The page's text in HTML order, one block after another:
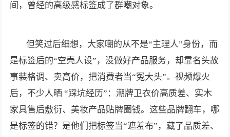
间，曾经的高级感标签成了群嘲对象。
但笑过后细想，大家嘲的从不是“主理人”身份，而
是标签后的“空壳人设”，没做好产品服务，却靠名头故
事装格调、卖高价，把消费者当“冤大头”。视频爆火
后，不少人晒 “踩坑经历”：潮牌卫衣价高质差、实木
家具售后敷衍、美妆产品贴牌圈钱。这些品牌翻车，哪
是标签的错？是他们把标签当“遮羞布”，藏了品质差、